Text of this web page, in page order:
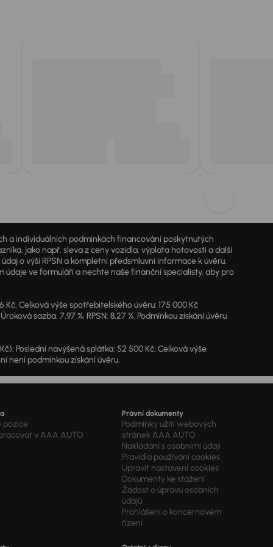
a individuálních podmínkách financování poskytnutých
jako např. sleva z ceny vozidla, výplata hotovosti a další
o výši RPSN a kompletní předsmluvní informace k úvěru.
údaje ve formuláři a nechte naše finanční specialisty, aby pro
Celková výše spotřebitelského úvěru: 175 000 Kč
sazba: 7,97 %, RPSN: 8,27 %. Podmínkou získání úvěru
Poslední navýšená splátka: 52 500 Kč; Celková výše
není podmínkou získání úvěru.
pozice
v AAA AUTO
Právní dokumenty
Podmínky užití webových
stránek AAA AUTO
Nakládání s osobními údaji
Pravidla používání cookies
Upravit nastavení cookies
Dokumenty ke stažení
Žádost o úpravu osobních
údajů
Prohlášení o koncernovém
řízení